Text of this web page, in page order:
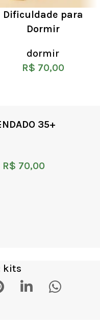
Dificuldade para
Dormir
dormir
R$ 70,00
35+
R$ 70,00
kits